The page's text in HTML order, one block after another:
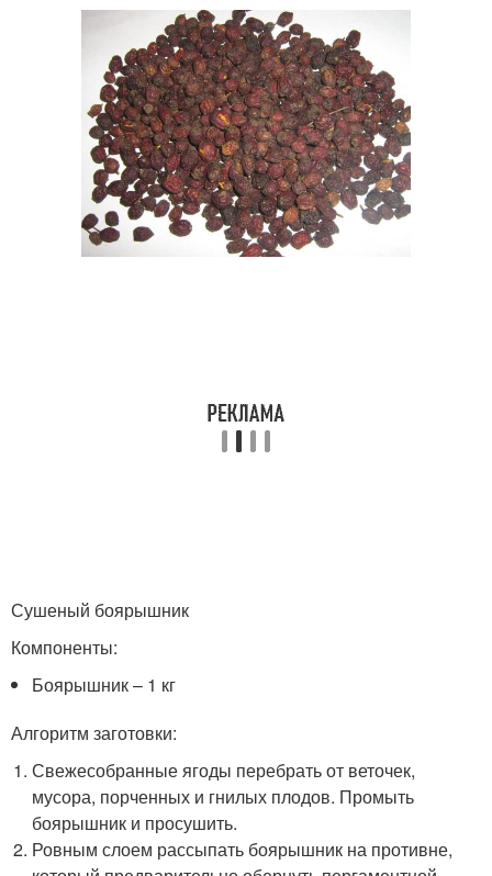
Сушеный боярышник
Компоненты:
Боярышник – 1 кг
Алгоритм заготовки:
Свежесобранные ягоды перебрать от веточек,
мусора, порченных и гнилых плодов. Промыть
боярышник и просушить.
Ровным слоем рассыпать боярышник на противне,